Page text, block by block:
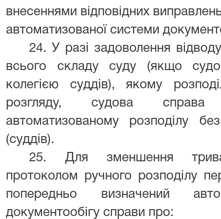
внесеннями відповідних
автоматизованої системи
24. У разі задоволення
всього складу суду (якщо
колегією суддів), якому
розгляду, судова справа
автоматизованому розподілу
(суддів).
25. Для зменшення
протоколом ручного розподілу
попередньо визначений
документообігу справи про: